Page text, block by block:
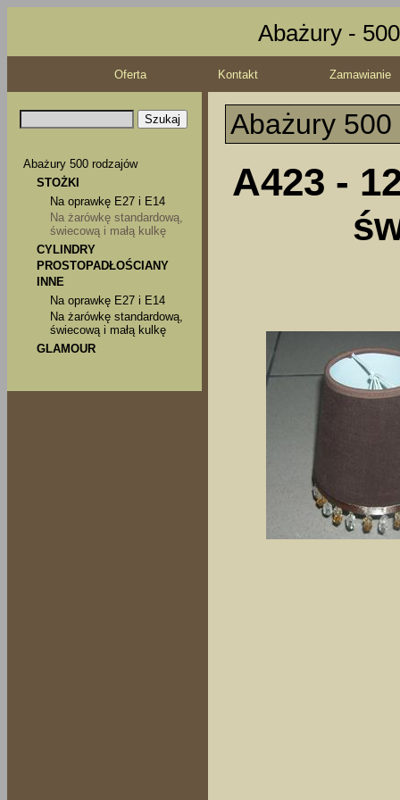
Abażury -
Oferta Kontakt Zamawianie
Abażury 500 rodzajów
STOŻKI
Na oprawkę E27 i E14
Na żarówkę standardową,
świecową i małą kulkę
CYLINDRY
PROSTOPADŁOŚCIANY
INNE
Na oprawkę E27 i E14
Na żarówkę standardową,
świecową i małą kulkę
GLAMOUR
Abażury
A423 -